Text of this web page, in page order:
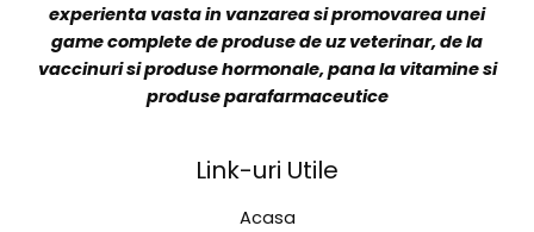
experienta vasta in vanzarea si promovarea unei
game complete de produse de uz veterinar, de la
vaccinuri si produse hormonale, pana la vitamine si
produse parafarmaceutice
Link-uri Utile
Acasa